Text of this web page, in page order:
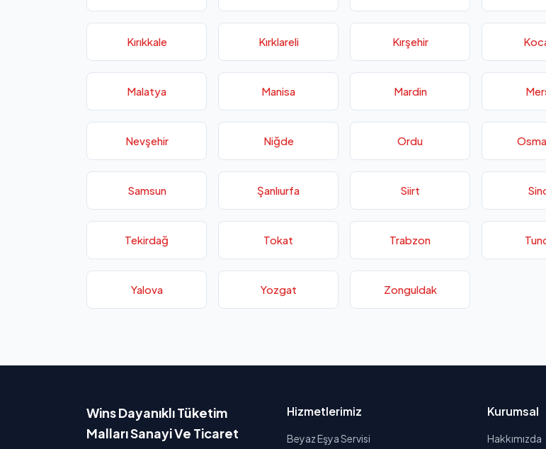
Kırıkkale Kırklareli Kırşehir
Malatya Manisa Mardin
Nevşehir Niğde Ordu
Samsun Şanlıurfa Siirt
Tekirdağ Tokat Trabzon
Yalova Yozgat Zonguldak
Wins Dayanıklı Tüketim
Malları Sanayi Ve Ticaret
Hizmetlerimiz
Beyaz Eşya Servisi
Kurumsal
Hakkımızda